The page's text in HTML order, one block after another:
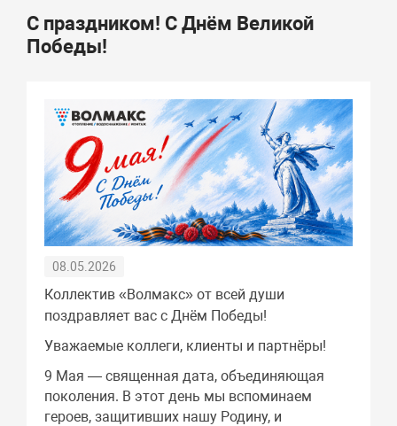
С праздником! С Днём Великой
Победы!
08.05.2026
Коллектив «Волмакс» от всей души
поздравляет вас с Днём Победы!
Уважаемые коллеги, клиенты и партнёры!
9 Мая — священная дата, объединяющая
поколения. В этот день мы вспоминаем
героев, защитивших нашу Родину, и